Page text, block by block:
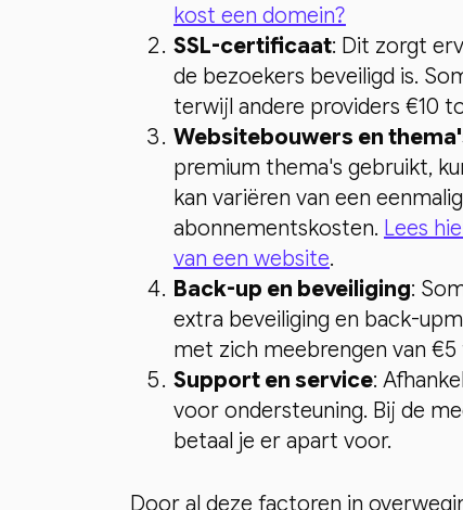
kost een domein?
SSL-certificaat: Dit zorgt
de bezoekers beveiligd is.
terwijl andere providers €10
Websitebouwers en
premium thema's gebruikt,
kan variëren van een
abonnementskosten. Lees
van een website.
Back-up en beveiliging:
extra beveiliging en back-
met zich meebrengen van
Support en service:
voor ondersteuning. Bij de
betaal je er apart voor.
Door al deze factoren in